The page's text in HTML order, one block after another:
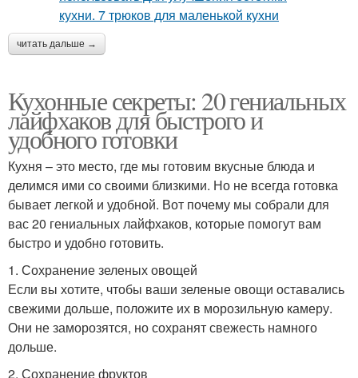
читать дальше →
Кухонные секреты: 20 гениальных
лайфхаков для быстрого и
удобного готовки
Кухня – это место, где мы готовим вкусные блюда и
делимся ими со своими близкими. Но не всегда готовка
бывает легкой и удобной. Вот почему мы собрали для
вас 20 гениальных лайфхаков, которые помогут вам
быстро и удобно готовить.
1. Сохранение зеленых овощей
Если вы хотите, чтобы ваши зеленые овощи оставались
свежими дольше, положите их в морозильную камеру.
Они не заморозятся, но сохранят свежесть намного
дольше.
2. Сохранение фруктов